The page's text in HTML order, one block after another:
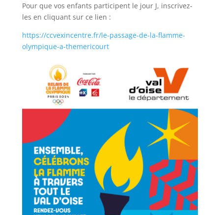
Pour que vos enfants participent le jour J, inscrivez-
les en cliquant sur ce lien :
https://ccvexincentre.fr/le-passage-de-la-flamme-
olympique-a-themericourt